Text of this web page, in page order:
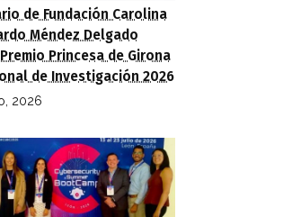
de Fundación Carolina
Méndez Delgado
Princesa de Girona
de Investigación 2026
2026